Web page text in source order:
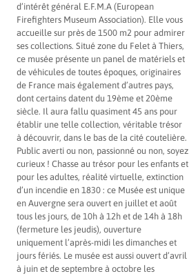
d’intérêt général E.F.M.A (European
Firefighters Museum Association). Elle vous
accueille sur près de 1500 m2 pour admirer
ses collections. Situé zone du Felet à Thiers,
ce musée présente un panel de matériels et
de véhicules de toutes époques, originaires
de France mais également d’autres pays,
dont certains datent du 19ème et 20ème
siècle. Il aura fallu quasiment 45 ans pour
établir une telle collection, véritable trésor
à découvrir, dans le bas de la cité coutelière.
Public averti ou non, passionné ou non, soyez
curieux ! Chasse au trésor pour les enfants et
pour les adultes, réalité virtuelle, extinction
d’un incendie en 1830 : ce Musée est unique
en Auvergne sera ouvert en juillet et août
tous les jours, de 10h à 12h et de 14h à 18h
(fermeture les jeudis), ouverture
uniquement l’après-midi les dimanches et
jours fériés. Le musée est aussi ouvert d’avril
à juin et de septembre à octobre les